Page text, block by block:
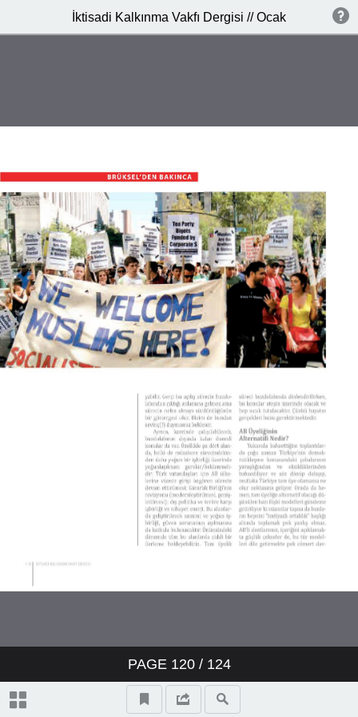
İktisadi Kalkınma Vakfı Dergisi // Ocak 2014
PAGE 120/ 124